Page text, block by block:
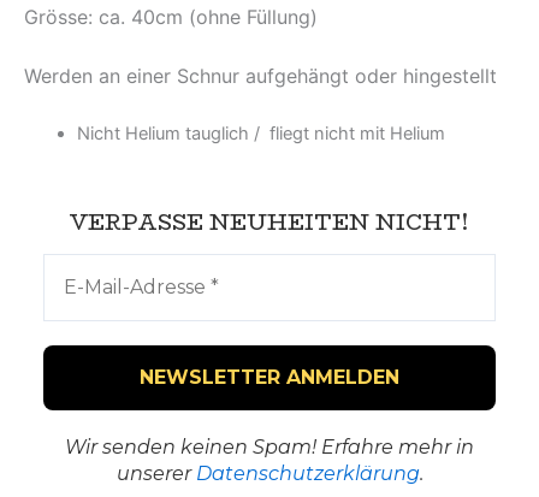
Grösse: ca. 40cm (ohne Füllung)
Werden an einer Schnur aufgehängt oder hingestellt
Nicht Helium tauglich / fliegt nicht mit Helium
VERPASSE NEUHEITEN NICHT!
Wir senden keinen Spam! Erfahre mehr in
unserer Datenschutzerklärung.